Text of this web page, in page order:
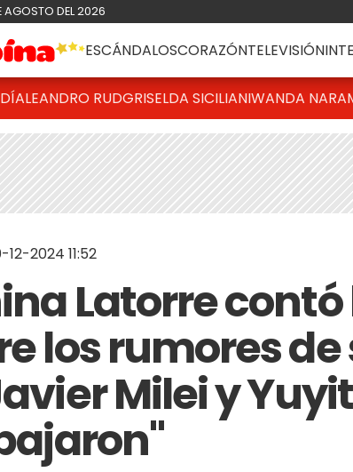
AGOSTO DEL 2026
ESCÁNDALOSCORAZÓNTELEVISIÓN
LEANDRO RUDGRISELDA SICILIANIWANDA NARA
12-2024 11:52
Latorre
los rumores
Milei y